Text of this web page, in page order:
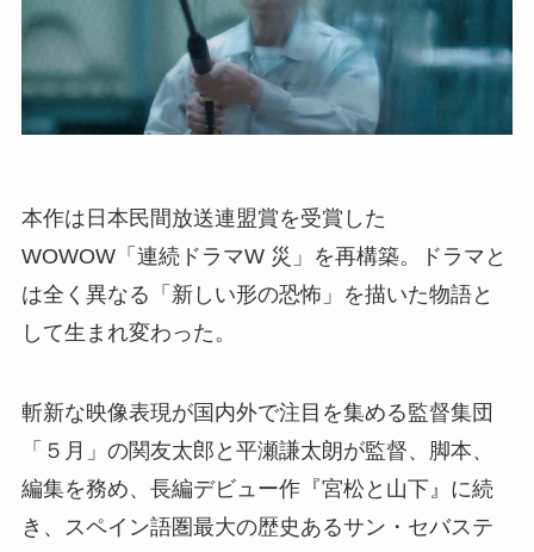
本作は日本民間放送連盟賞を受賞した
WOWOW「連続ドラマW 災」を再構築。ドラマと
は全く異なる「新しい形の恐怖」を描いた物語と
して生まれ変わった。
斬新な映像表現が国内外で注目を集める監督集団
「５月」の関友太郎と平瀬謙太朗が監督、脚本、
編集を務め、長編デビュー作『宮松と山下』に続
き、スペイン語圏最大の歴史あるサン・セバステ